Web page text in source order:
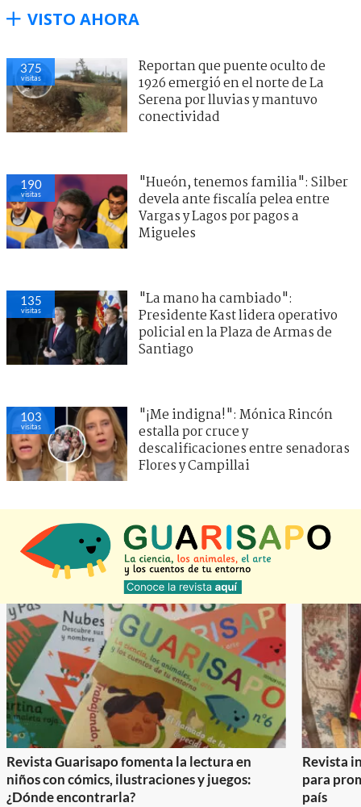
VISTO AHORA
375
visitas
Reportan que puente oculto de
1926 emergió en el norte de La
Serena por lluvias y mantuvo
conectividad
190
visitas
"Hueón, tenemos familia": Silber
devela ante fiscalía pelea entre
Vargas y Lagos por pagos a
Migueles
135
visitas
"La mano ha cambiado":
Presidente Kast lidera operativo
policial en la Plaza de Armas de
Santiago
103
visitas
"¡Me indigna!": Mónica Rincón
estalla por cruce y
descalificaciones entre senadoras
Flores y Campillai
Revista Guarisapo fomenta la lectura en
niños con cómics, ilustraciones y juegos:
¿Dónde encontrarla?
Revista
para
país